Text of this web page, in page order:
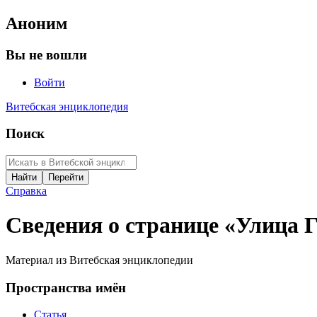
Аноним
Вы не вошли
Войти
Витебская энциклопедия
Поиск
Справка
Сведения о странице «Улица
Материал из Витебская энциклопедии
Пространства имён